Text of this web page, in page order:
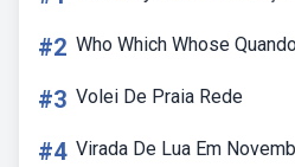
#2 Who Which Whose
#3 Volei De Praia Rede
#4 Virada De Lua Em